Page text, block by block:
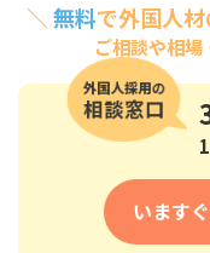
＼ 無料で外国人
ご相談や相
います